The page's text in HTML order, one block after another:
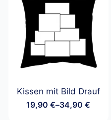
Kissen mit Bild Drauf
19,90€–34,90€
Preisspanne: